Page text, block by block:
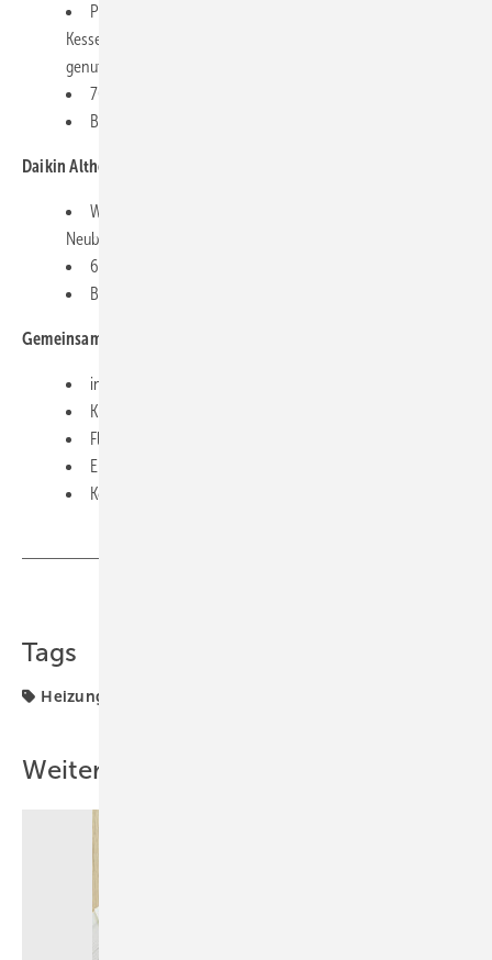
Premium-Wärmepumpe ­optimal für den einfachen
Kesselaustausch, bestehende Heizkörper können weiter
genutzt werden
70 °C Vorlauftemperatur bei –15 °C
Baugröße 14, 16 und 18
Daikin Altherma 3 H MT
Wärmepumpe für den Brennwertgeräte-Tausch und
Neubauten mit erhöhtem Komfortanspruch
65 °C Vorlauftemperatur bei –28 °C
Baugröße 8, 10 und 12
Gemeinsamkeiten
in Hydrosplit-Bauweise ­konzipiert
Klimaschonendes Kälte­mittel R-32
Flüsterleiser Betrieb 35 d(B)A in drei Metern ­Abstand
Elegantes Außengerät im modernen Design
Kombinationsmöglichkeiten mit 3 Innengeräten
Tags
Heizung
Weitere Inhalte